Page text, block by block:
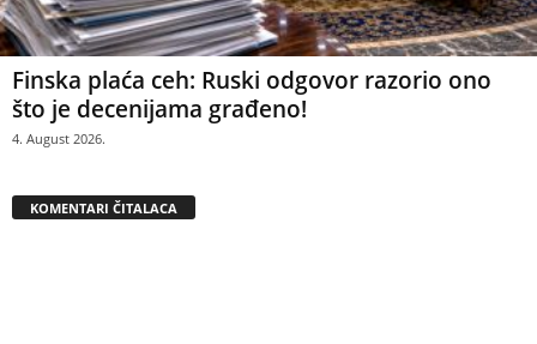
Finska plaća ceh: Ruski odgovor razorio ono
što je decenijama građeno!
4. August 2026.
KOMENTARI ČITALACA